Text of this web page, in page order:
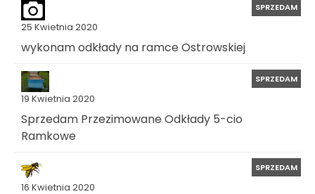
25 Kwietnia 2020
SPRZEDAM
wykonam odkłady na ramce Ostrowskiej
19 Kwietnia 2020
SPRZEDAM
Sprzedam Przezimowane Odkłady 5-cio
Ramkowe
16 Kwietnia 2020
SPRZEDAM